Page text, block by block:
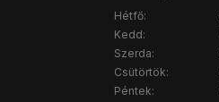
Hétfő:
Kedd:
Szerda:
Csütörtök:
Péntek: